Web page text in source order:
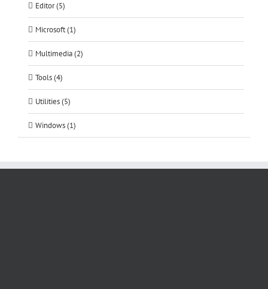
Editor (5)
Microsoft (1)
Multimedia (2)
Tools (4)
Utilities (5)
Windows (1)